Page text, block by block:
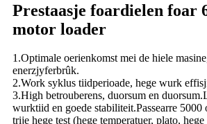
Prestaasje foardielen foar
motor loader
1.Optimale oerienkomst mei de hiele
enerzjyferbrûk.
2.Work syklus tiidperioade, hege wurk
3.High betrouberens, duorsum en
wurktiid en goede stabiliteit.Passearre 5000
trije hege test (hege temperatuer, plato,